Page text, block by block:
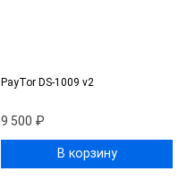
PayTor DS-1009 v2
9 500 ₽
В корзину